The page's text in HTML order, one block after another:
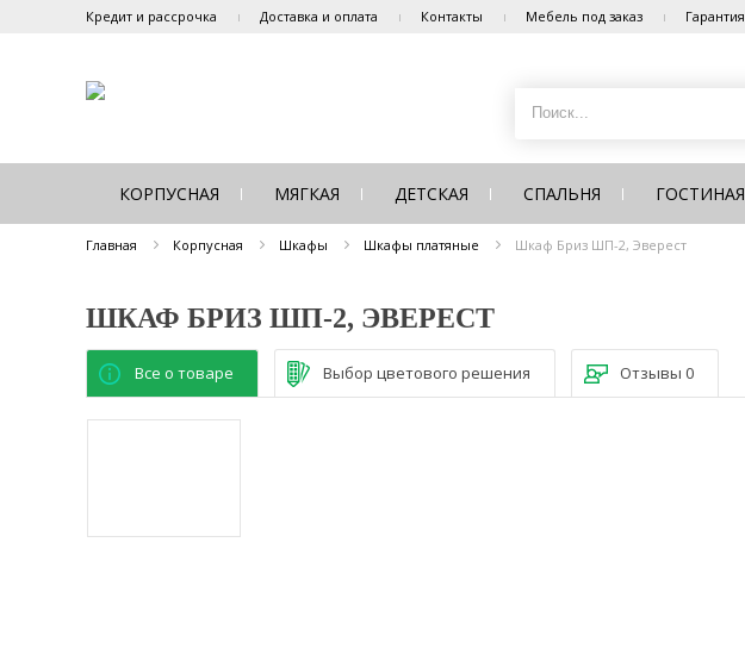
Кредит и рассрочка Доставка и оплата Контакты Мебель под заказ Гарантия
КОРПУСНАЯ МЯГКАЯ ДЕТСКАЯ СПАЛЬНЯ ГОСТИНАЯ
Главная Корпусная Шкафы Шкафы платяные Шкаф Бриз ШП-2, Эверест
ШКАФ БРИЗ ШП-2, ЭВЕРЕСТ
Все о товаре Выбор цветового решения Отзывы 0